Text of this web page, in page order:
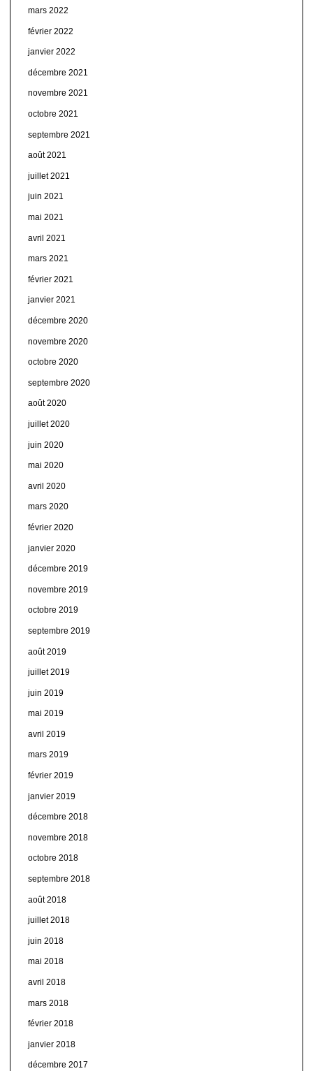
mars 2022
février 2022
janvier 2022
décembre 2021
novembre 2021
octobre 2021
septembre 2021
août 2021
juillet 2021
juin 2021
mai 2021
avril 2021
mars 2021
février 2021
janvier 2021
décembre 2020
novembre 2020
octobre 2020
septembre 2020
août 2020
juillet 2020
juin 2020
mai 2020
avril 2020
mars 2020
février 2020
janvier 2020
décembre 2019
novembre 2019
octobre 2019
septembre 2019
août 2019
juillet 2019
juin 2019
mai 2019
avril 2019
mars 2019
février 2019
janvier 2019
décembre 2018
novembre 2018
octobre 2018
septembre 2018
août 2018
juillet 2018
juin 2018
mai 2018
avril 2018
mars 2018
février 2018
janvier 2018
décembre 2017